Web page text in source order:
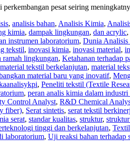
perkembangan pesat seiring
, analisis bahan, Analisis Kimia,
kimia, dampak lingkungan, dan acrylic,
instrumen laboratorium, Dunia
tekstil, inovasi kimia, inovasi material,
ramah lingkungan, Ketahanan terhadap
material tekstil berkelanjutan, material
material baru yang inovatif,
, Peneliti tekstil (Textile
, peran analis kimia dalam industri
Control Analyst, R&D Chemical
fiber), Serat sintetis, serat tekstil
serat, standar kualitas, struktur,
tinggi dan berkelanjutan,
laboratorium, Uji reaksi bahan terhadap